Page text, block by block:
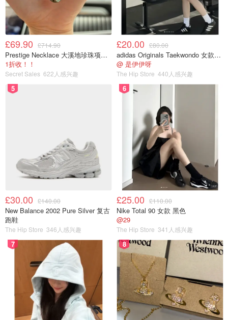
现代刑侦文，全程烧脑
看的时候严重怀疑智商…以毒品为主线的卧底和警察的故
事…这是我目前看的最烧脑的文，看的时候经常处于眼睛在
前面飞，脑子在后面追…剧情很精彩，就是坑太深，脑子经
常转不过来😂
同名广播剧连载中
以雕玉世家为背景的古董鉴定以及造假的师兄弟文
£69.90 £714.90
Prestige Necklace 大溪地珍珠项链 10-11mm
1折收！！
Secret Sales 622人感兴趣
£20.00 £80.00
adidas Originals Taekwondo 女款黑色运动鞋
@ 是伊伊呀
The Hip Store 440人感兴趣
5
£30.00 £140.00
New Balance 2002 Pure Silver 复古
跑鞋
The Hip Store 346人感兴趣
6
£25.00 £110.00
Nike Total 90 女款 黑色
@29
The Hip Store 341人感兴趣
7 8